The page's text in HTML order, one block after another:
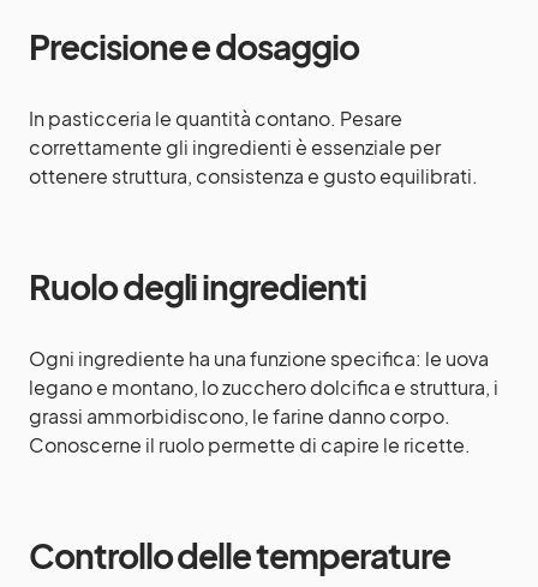
Precisione e dosaggio
In pasticceria le quantità contano. Pesare
correttamente gli ingredienti è essenziale per
ottenere struttura, consistenza e gusto equilibrati.
Ruolo degli ingredienti
Ogni ingrediente ha una funzione specifica: le uova
legano e montano, lo zucchero dolcifica e struttura, i
grassi ammorbidiscono, le farine danno corpo.
Conoscerne il ruolo permette di capire le ricette.
Controllo delle temperature